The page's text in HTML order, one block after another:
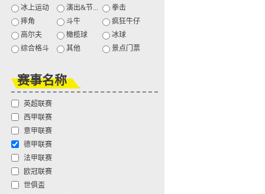
冰上运动
演出&节...
拳击
摔角
斗牛
疯狂牛仔
高尔夫
橄榄球
冰球
综合格斗
其他 景点门票
赛事名称
英超联赛
西甲联赛
意甲联赛
德甲联赛
法甲联赛
欧冠联赛
世俱盃